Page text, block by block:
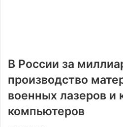
В России за
производство
военных лазеров и
компьютеров